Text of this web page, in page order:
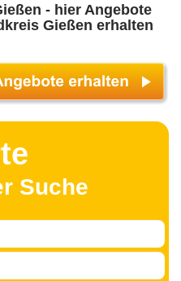
- hier Angebote
Gießen erhalten
Suche